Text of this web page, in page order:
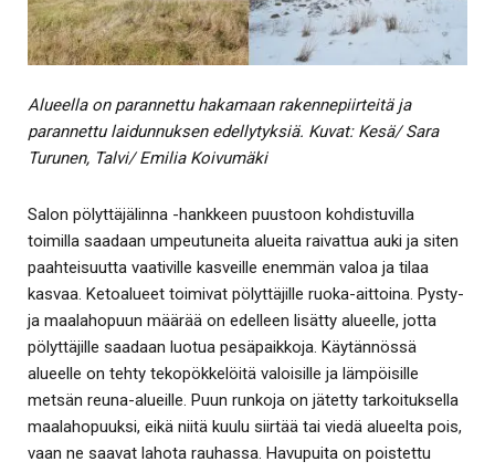
Alueella on parannettu hakamaan rakennepiirteitä ja
parannettu laidunnuksen edellytyksiä. Kuvat: Kesä/ Sara
Turunen, Talvi/ Emilia Koivumäki
Salon pölyttäjälinna -hankkeen puustoon kohdistuvilla
toimilla saadaan umpeutuneita alueita raivattua auki ja siten
paahteisuutta vaativille kasveille enemmän valoa ja tilaa
kasvaa. Ketoalueet toimivat pölyttäjille ruoka-aittoina. Pysty-
ja maalahopuun määrää on edelleen lisätty alueelle, jotta
pölyttäjille saadaan luotua pesäpaikkoja. Käytännössä
alueelle on tehty tekopökkelöitä valoisille ja lämpöisille
metsän reuna-alueille. Puun runkoja on jätetty tarkoituksella
maalahopuuksi, eikä niitä kuulu siirtää tai viedä alueelta pois,
vaan ne saavat lahota rauhassa. Havupuita on poistettu